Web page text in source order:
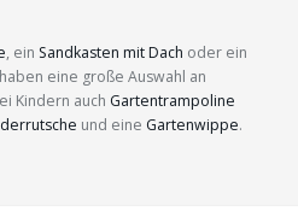
, ein Sandkasten mit Dach oder ein
eine große Auswahl an
Kindern auch Gartentrampoline
und eine Gartenwippe.